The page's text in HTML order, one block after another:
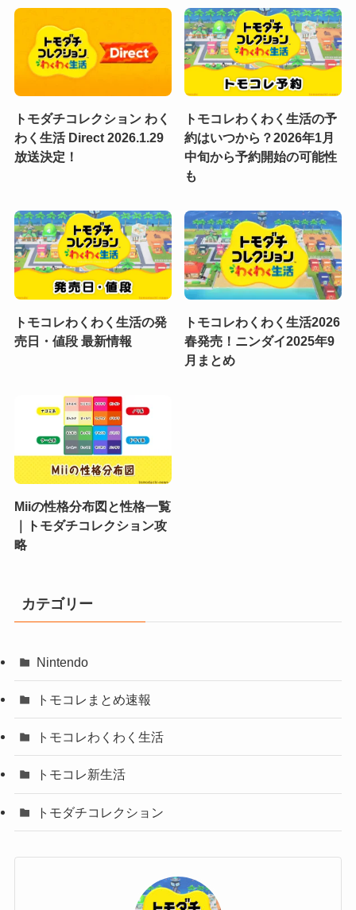
トモダチコレクション わく
わく生活 Direct 2026.1.29
放送決定！
トモコレわくわく生活の予
約はいつから？2026年1月
中旬から予約開始の可能性
も
トモコレわくわく生活の発
売日・値段 最新情報
トモコレわくわく生活2026
春発売！ニンダイ2025年9
月まとめ
Miiの性格分布図と性格一覧
｜トモダチコレクション攻
略
カテゴリー
Nintendo
トモコレまとめ速報
トモコレわくわく生活
トモコレ新生活
トモダチコレクション